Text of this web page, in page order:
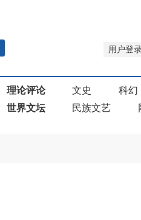
用户登
理论评论 文史 科幻
世界文坛
民族文艺